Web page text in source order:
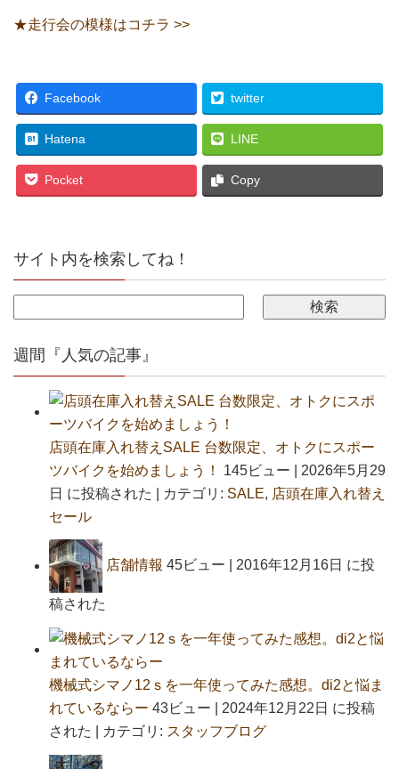
★走行会の模様はコチラ >>
Facebook twitter
Hatena LINE
Pocket Copy
サイト内を検索してね！
週間『人気の記事』
店頭在庫入れ替えSALE 台数限定、オトクにスポー
ツバイクを始めましょう！
145ビュー
2026年5月29
日 に投稿された
カテゴリ: SALE, 店頭在庫入れ替え
セール
店舗情報 45ビュー 2016年12月16日 に投
稿された
機械式シマノ12ｓを一年使ってみた感想。di2と悩ま
れているならー 43ビュー
2024年12月22日 に投稿
された
カテゴリ: スタッフブログ